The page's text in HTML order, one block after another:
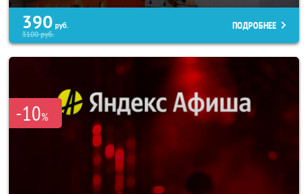
390 руб.
3100руб.
ПОДРОБНЕЕ
-10%